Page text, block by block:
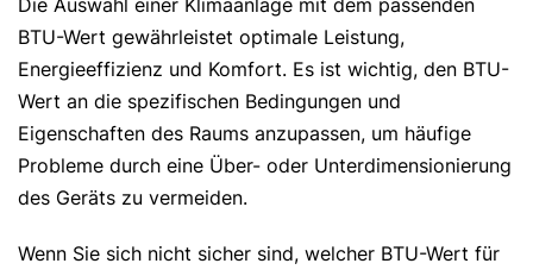
Die Auswahl einer Klimaanlage mit dem passenden
BTU-Wert gewährleistet optimale Leistung,
Energieeffizienz und Komfort. Es ist wichtig, den BTU-
Wert an die spezifischen Bedingungen und
Eigenschaften des Raums anzupassen, um häufige
Probleme durch eine Über- oder Unterdimensionierung
des Geräts zu vermeiden.
Wenn Sie sich nicht sicher sind, welcher BTU-Wert für